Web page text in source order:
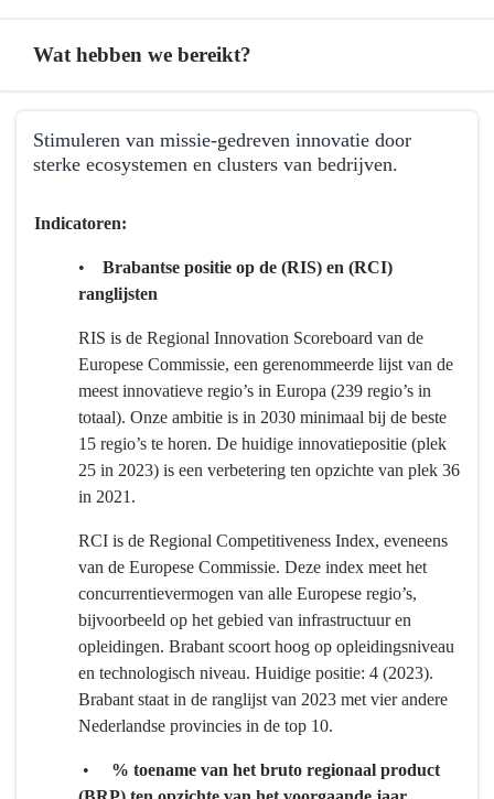
Wat hebben we bereikt?
navigatie
Programma
Talentontwikkeling
Stimuleren van missie-gedreven innovatie door
sterke ecosystemen en clusters van bedrijven.
naar
Economie,
Talentontwikkeling
Stimuleren
gedreven
innovatie
Indicatoren:
• Brabantse positie op de (RIS) en (RCI)
ranglijsten
RIS is de Regional Innovation Scoreboard van de
Europese Commissie, een gerenommeerde lijst van de
meest innovatieve regio’s in Europa (239 regio’s in
totaal). Onze ambitie is in 2030 minimaal bij de beste
15 regio’s te horen. De huidige innovatiepositie (plek
25 in 2023) is een verbetering ten opzichte van plek 36
in 2021.
RCI is de Regional Competitiveness Index, eveneens
van de Europese Commissie. Deze index meet het
concurrentievermogen van alle Europese regio’s,
bijvoorbeeld op het gebied van infrastructuur en
opleidingen. Brabant scoort hoog op opleidingsniveau
en technologisch niveau. Huidige positie: 4 (2023).
Brabant staat in de ranglijst van 2023 met vier andere
Nederlandse provincies in de top 10.
•
% toename van het bruto regionaal product